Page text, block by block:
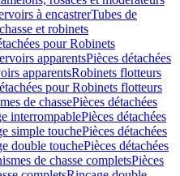
à encastrerTubes de
et robinets
pour Robinets
apparentsPièces détachées
apparentsRobinets flotteurs
pour Robinets flotteurs
de chassePièces détachées
interrompablePièces détachées
simple touchePièces détachées
double touchePièces détachées
de chasse completsPièces